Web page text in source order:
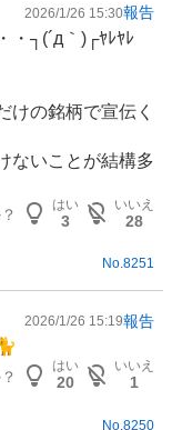
2026/1/26 15:30報告
・┐(´д｀)┌ﾔﾚﾔﾚ
けの銘柄で宣伝く
ないことが結構多
はい
3
いいえ
28
No.8251
2026/1/26 15:19報告
はい
20
いいえ
1
No. 8250